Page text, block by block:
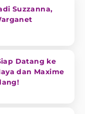
Suzzanna,
Datang ke
dan Maxime